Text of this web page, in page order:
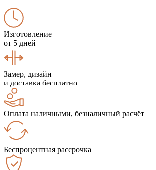
Изготовление
от 5 дней
Замер, дизайн
и доставка бесплатно
Оплата наличными, безналичный расчёт
Беспроцентная рассрочка